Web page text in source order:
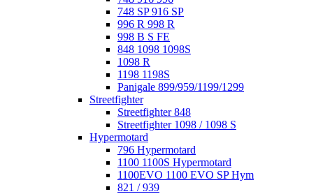
748 SP 916 SP
996 R 998 R
998 B S FE
848 1098 1098S
1098 R
1198 1198S
Panigale 899/959/1199/1299
Streetfighter
Streetfighter 848
Streetfighter 1098 / 1098 S
Hypermotard
796 Hypermotard
1100 1100S Hypermotard
1100EVO 1100 EVO SP Hym
821 / 939